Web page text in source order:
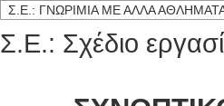
Σ.Ε.: ΓΝΩΡΙΜΙΑ ΜΕ ΑΛΛΑ
Σ.Ε.: Σχέδιο